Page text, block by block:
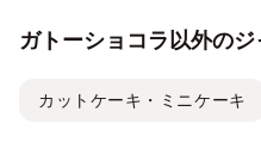
ガトーショコラ以外の
カットケーキ・ミニケーキ